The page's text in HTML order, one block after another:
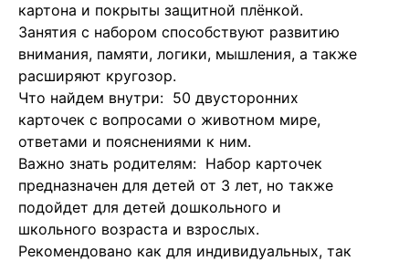
картона и покрыты защитной плёнкой.
Занятия с набором способствуют развитию
внимания, памяти, логики, мышления, а также
расширяют кругозор.
Что найдем внутри: 50 двусторонних
карточек с вопросами о животном мире,
ответами и пояснениями к ним.
Важно знать родителям: Набор карточек
предназначен для детей от 3 лет, но также
подойдет для детей дошкольного и
школьного возраста и взрослых.
Рекомендовано как для индивидуальных, так